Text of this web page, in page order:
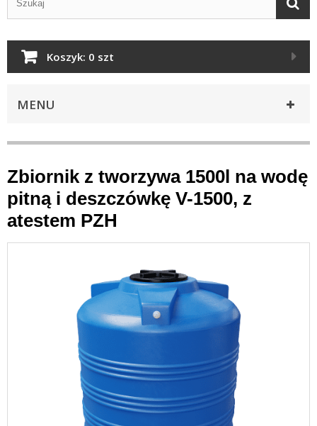
Koszyk: 0 szt
MENU
Zbiornik z tworzywa 1500l na wodę
pitną i deszczówkę V-1500, z
atestem PZH